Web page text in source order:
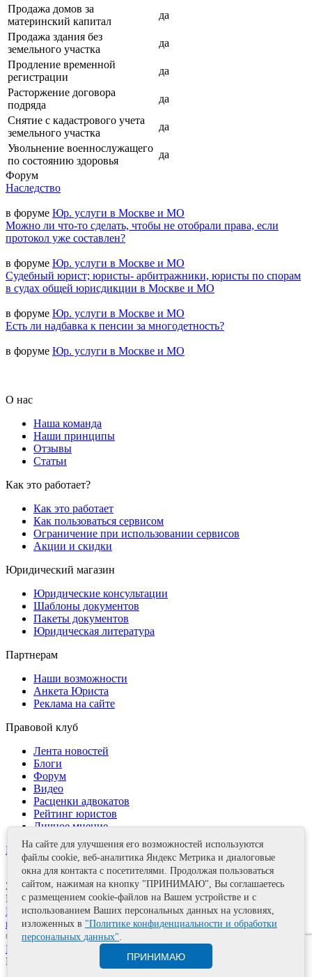
Продажа домов за
материнский капитал
да
Продажа здания без
земельного участка
да
Продление временной
регистрации
да
Расторжение договора
подряда
да
Снятие с кадастрового учета
земельного участка
да
Увольнение военнослужащего
по состоянию здоровья
да
Форум
Наследство
в форуме Юр. услуги в Москве и МО
Можно ли что-то сделать, чтобы не отобрали права, если
протокол уже составлен?
в форуме Юр. услуги в Москве и МО
Судебный юрист; юристы- арбитражники, юристы по спорам
в судах общей юрисдикции в Москве и МО
в форуме Юр. услуги в Москве и МО
Есть ли надбавка к пенсии за многодетность?
в форуме Юр. услуги в Москве и МО
О нас
Наша команда
Наши принципы
Отзывы
Статьи
Как это работает?
Как это работает
Как пользоваться сервисом
Ограничение при использовании сервисов
Акции и скидки
Юридический магазин
Юридические консультации
Шаблоны документов
Пакеты документов
Юридическая литература
Партнерам
Наши возможности
Анкета Юриста
Реклама на сайте
Правовой клуб
Лента новостей
Блоги
Форум
Видео
Расценки адвокатов
Рейтинг юристов
Личное мнение
Контакты
Задать вопрос
Поделиться
Политика информационной безопасности Правила
использования материалов
© 2011—2026 А.Е. Мишушин
Карта сайта
Разработка сайта
На сайте для улучшения его возможностей используются
файлы cookie, веб-аналитика Яндекс Метрика и диалоговые
окна для контакта с посетителями. Продолжая пользоваться
сайтом, нажимая на кнопку "ПРИНИМАЮ", Вы соглашаетесь
с размещением cookie-файлов на Вашем устройстве и с
использованием Ваших персональных данных на условиях,
изложенных в "Политике конфиденциальности и обработки
персональных данных".
ПРИНИМАЮ